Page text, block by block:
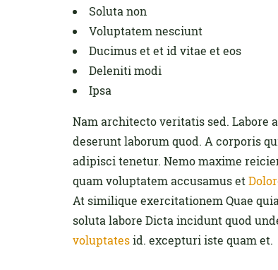
Soluta non
Voluptatem nesciunt
Ducimus et et id vitae et eos
Deleniti modi
Ipsa
Nam architecto veritatis sed. Labore
deserunt laborum quod. A corporis
adipisci tenetur. Nemo maxime
quam voluptatem accusamus et
At similique exercitationem Quae
soluta labore Dicta incidunt quod
voluptatesid. excepturi iste quam et.